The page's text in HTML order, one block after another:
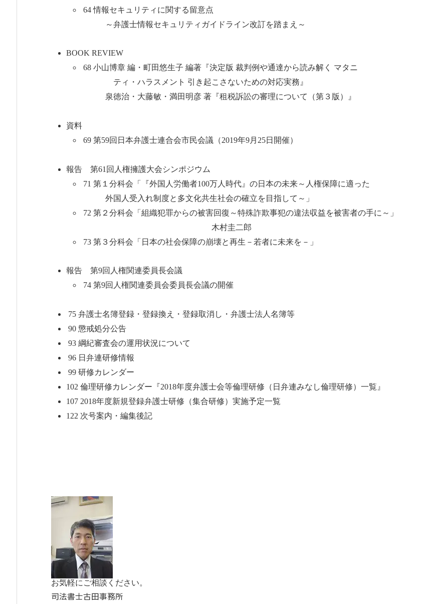
64 情報セキュリティに関する留意点
～弁護士情報セキュリティガイドライン改訂を踏ま
BOOK REVIEW
68 小山博章 編・町田悠生子 編著『決定版 裁判例や通達から読み解く マタニ
ティ・ハラスメント 引き起こさないための対応
泉徳治・大藤敏・満田明彦 著『租税訴訟の審理について（第３
資料
69 第59回日本弁護士連合会市民会議（2019年9月25日開催）
報告 第61回人権擁護大会シンポジウム
71 第１分科会「『外国人労働者100万人時代』の日本の未来～人権保障に適った
外国人受入れ制度と多文化共生社会の確立を目指して～
72 第２分科会「組織犯罪からの被害回復～特殊詐欺事犯の違法収益を被害者の手に～」
木村圭二郎
73 第３分科会「日本の社会保障の崩壊と再生－若者に未来を－
報告 第9回人権関連委員長会議
74 第9回人権関連委員会委員長会議の開
75 弁護士名簿登録・登録換え・登録取消し・弁護士法人名簿等
90 懲戒処分公告
93 綱紀審査会の運用状況について
96 日弁連研修情報
99 研修カレンダー
102 倫理研修カレンダー『2018年度弁護士会等倫理研修（日弁連みなし倫理研修）一覧』
107 2018年度新規登録弁護士研修（集合研修）実施予定一覧
122 次号案内・編集後記
お気軽にご相談ください。
司法書士古田事務所